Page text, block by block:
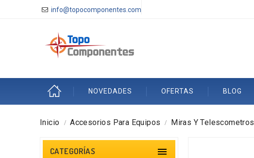
info@topocomponentes.com
NOVEDADES OFERTAS BLOG
Inicio Accesorios Para Equipos Miras Y Telescometros
CATEGORÍAS 